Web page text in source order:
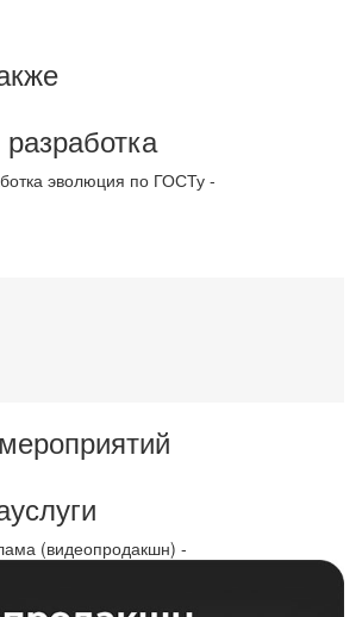
эволюция по ГОСТу -
(видеопродакшн) -